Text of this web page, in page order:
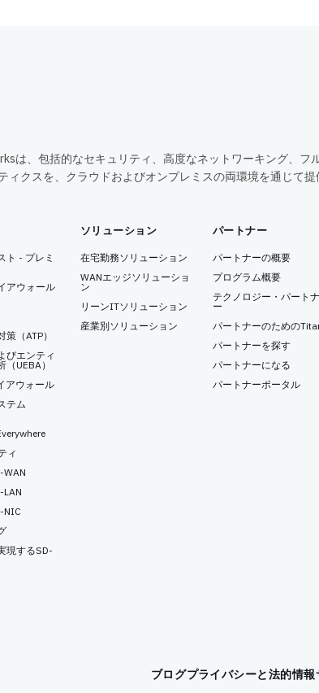
は、包括的なセキュリティ、高度なネットワーキング、フ
クスを、クラウドおよびオンプレミスの両環境を通じて提
ト - プレミ
アウォール
（ATP）
びエンティ
（UEBA）
アウォール
テム
ィ
WAN
LAN
NIC
現するSD-
ソリューション
在宅勤務ソリューション
WANエッジソリューショ
ン
リーンITソリューション
産業別ソリューション
パートナー
パートナーの概要
プログラム概要
テクノロジー・パートナ
ー
パートナーのための
パートナーを探す
パートナーになる
パートナーポータル
ブログプライバシーと法的情報